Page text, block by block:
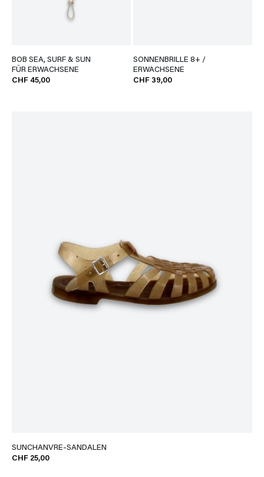
BOB SEA, SURF & SUN
FÜR ERWACHSENE
CHF 45,00
SONNENBRILLE 8+ /
ERWACHSENE
CHF 39,00
SUNCHANVRE-SANDALEN
CHF 25,00